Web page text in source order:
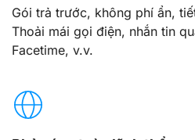
Gói trả trước, không phí ẩn,
Thoải mái gọi điện, nhắn tin
Facetime, v.v.